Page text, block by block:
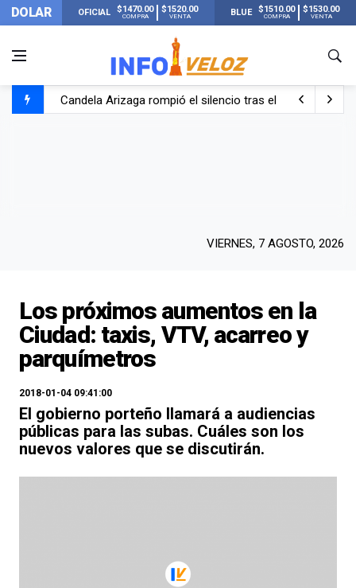
DOLAR OFICIAL $1470.00
COMPRA
$1520.00
VENTA BLUE $1510.00
COMPRA
$1530.00
VENTA
Candela Arizaga rompió el silencio tras el incidente con
VIERNES, 7 AGOSTO, 2026
Los próximos aumentos en la
Ciudad: taxis, VTV, acarreo y
parquímetros
2018-01-04 09:41:00
El gobierno porteño llamará a audiencias
públicas para las subas. Cuáles son los
nuevos valores que se discutirán.